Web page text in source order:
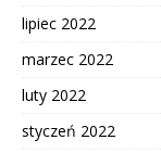
lipiec 2022
marzec 2022
luty 2022
styczeń 2022